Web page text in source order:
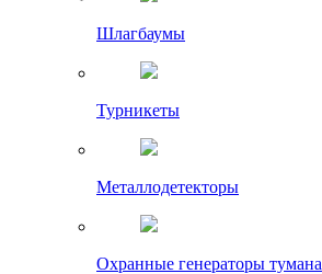
Шлагбаумы
Турникеты
Металлодетекторы
Охранные генераторы тумана